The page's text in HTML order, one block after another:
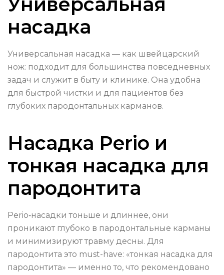
насадка
Универсальная насадка — как швейцарский
нож: подходит для большинства повседневных
задач и служит в быту и клинике. Она удобна
для быстрой чистки и для пациентов без
глубоких пародонтальных карманов.
Насадка Perio и
тонкая насадка для
пародонтита
Perio‑насадки тоньше и длиннее, они
проникают глубоко в пародонтальные карманы
и минимизируют травму десны. Для
пародонтита это must-have: «тонкая насадка для
пародонтита» — именно то, что рекомендовано